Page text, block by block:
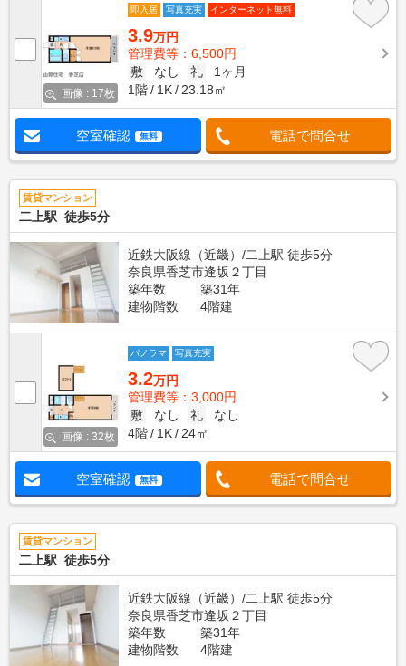
画像 : 17枚
即入居 写真充実 インターネット無料
3.9万円
管理費等：6,500円
敷
なし 礼
1ヶ月
1階
1K 23.18㎡
空室確認 無料 電話で問合せ
賃貸マンション
二上駅 徒歩5分
近鉄大阪線（近畿）/二上駅 徒歩5分
奈良県香芝市逢坂２丁目
築年数
築31年
建物階数
4階建
画像 : 32枚
パノラマ 写真充実
3.2万円
管理費等：3,000円
敷
なし 礼
なし
4階
1K 24㎡
空室確認 無料 電話で問合せ
賃貸マンション
二上駅 徒歩5分
近鉄大阪線（近畿）/二上駅 徒歩5分
奈良県香芝市逢坂２丁目
築年数
築31年
建物階数
4階建